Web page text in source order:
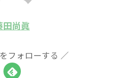
田尚眞
フォローする